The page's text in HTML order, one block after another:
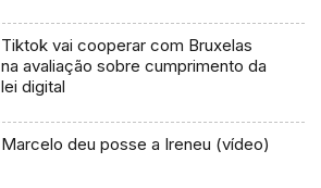
Tiktok vai cooperar com Bruxelas
na avaliação sobre cumprimento da
lei digital
Marcelo deu posse a Ireneu (vídeo)